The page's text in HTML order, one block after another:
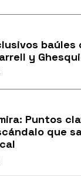
baúles
y
Puntos
que